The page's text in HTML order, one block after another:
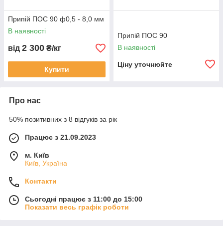
Припій ПОС 90 ф0,5 - 8,0 мм
В наявності
від 2 300 ₴/кг
Купити
Припій ПОС 90
В наявності
Ціну уточнюйте
Про нас
50% позитивних з 8 відгуків за рік
Працює з 21.09.2023
м. Київ
Київ, Україна
Контакти
Сьогодні працює з 11:00 до 15:00
Показати весь графік роботи